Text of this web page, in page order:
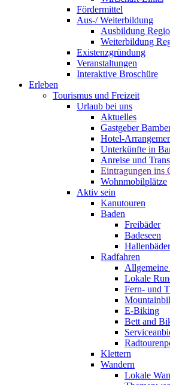
Fördermittel
Aus-/ Weiterbildung
Ausbildung
Weiterbildung
Existenzgründung
Veranstaltungen
Interaktive Broschüre
Erleben
Tourismus und Freizeit
Urlaub bei uns
Aktuelles
Gastgeber
Hotel-
Unterkünfte in
Anreise und
Eintragungen ins
Wohnmobilplätze
Aktiv sein
Kanutouren
Baden
Freibäder
Badeseen
Hallenbäder
Radfahren
Lokale
Fern- und
E-Biking
Bett and
Klettern
Wandern
Lokale